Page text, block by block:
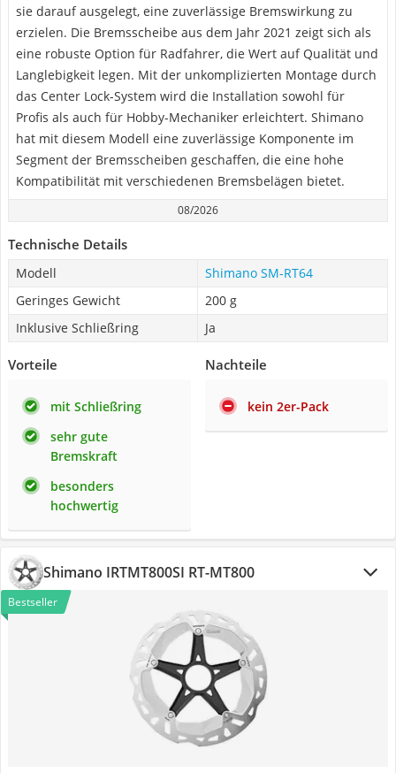
sie darauf ausgelegt, eine zuverlässige Bremswirkung zu
erzielen. Die Bremsscheibe aus dem Jahr 2021 zeigt sich als
eine robuste Option für Radfahrer, die Wert auf Qualität und
Langlebigkeit legen. Mit der unkomplizierten Montage durch
das Center Lock-System wird die Installation sowohl für
Profis als auch für Hobby-Mechaniker erleichtert. Shimano
hat mit diesem Modell eine zuverlässige Komponente im
Segment der Bremsscheiben geschaffen, die eine hohe
Kompatibilität mit verschiedenen Bremsbelägen bietet.
08/2026
Technische Details
Modell
Shimano SM-RT64
Geringes Gewicht
200 g
Inklusive Schließring
Ja
Vorteile
mit Schließring
sehr gute
Bremskraft
besonders
hochwertig
Nachteile
kein 2er-Pack
Shimano IRTMT800SI RT-MT800
Bestseller